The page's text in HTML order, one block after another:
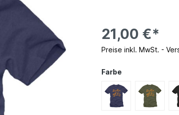
21,00 €*
Preise inkl. MwSt. -
Farbe